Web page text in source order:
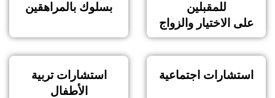
للمقبلين
على الاختيار والزواج
بسلوك بالمراهقين
استشارات اجتماعية
استشارات تربية
الأطفال